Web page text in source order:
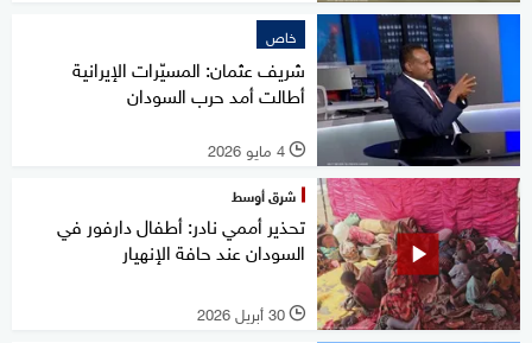
خاص
شريف عثمان: المسيّرات الإيرانية
أطالت أمد حرب السودان
l 4 مايو 2026
شرق أوسط
تحذير أممي نادر: أطفال دارفور في
السودان عند حافة الإنهيار
l 30 أبريل 2026